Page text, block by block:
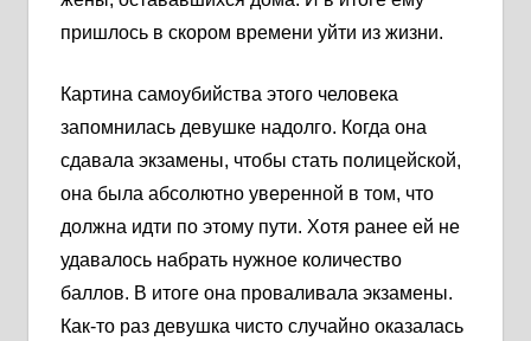
пришлось в скором времени уйти из жизни.
Картина самоубийства этого человека
запомнилась девушке надолго. Когда она
сдавала экзамены, чтобы стать полицейской,
она была абсолютно уверенной в том, что
должна идти по этому пути. Хотя ранее ей не
удавалось набрать нужное количество
баллов. В итоге она проваливала экзамены.
Как-то раз девушка чисто случайно оказалась